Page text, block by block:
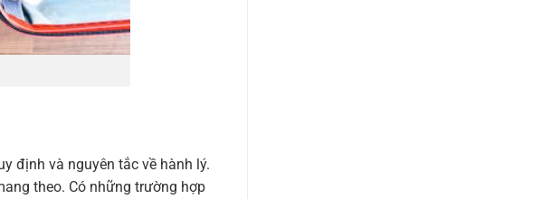
định và nguyên tắc về hành lý.
theo. Có những trường hợp